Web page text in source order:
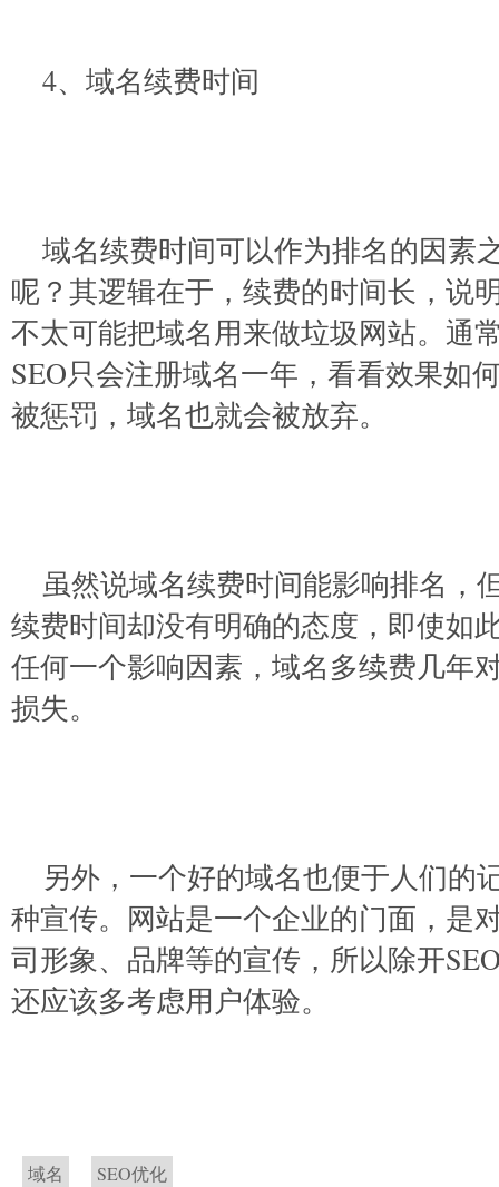
4、域名续费时间
域名续费时间可以作为排名的因素
呢？其逻辑在于，续费的时间长，说
不太可能把域名用来做垃圾网站。通
SEO只会注册域名一年，看看效果如
被惩罚，域名也就会被放弃。
虽然说域名续费时间能影响排名，
续费时间却没有明确的态度，即使如
任何一个影响因素，域名多续费几年
损失。
另外，一个好的域名也便于人们的
种宣传。网站是一个企业的门面，是
司形象、品牌等的宣传，所以除开
还应该多考虑用户体验。
域名 SEO优化